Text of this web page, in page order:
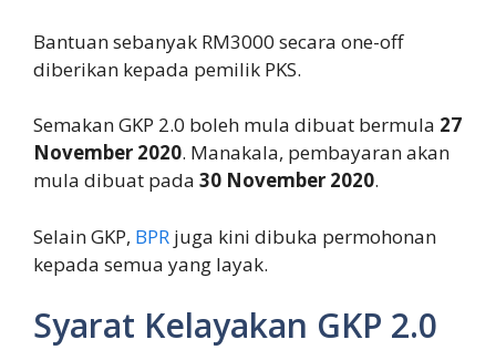
Bantuan sebanyak RM3000 secara one-off
diberikan kepada pemilik PKS.
Semakan GKP 2.0 boleh mula dibuat bermula 27
November 2020. Manakala, pembayaran akan
mula dibuat pada 30 November 2020.
Selain GKP, BPR juga kini dibuka permohonan
kepada semua yang layak.
Syarat Kelayakan GKP 2.0